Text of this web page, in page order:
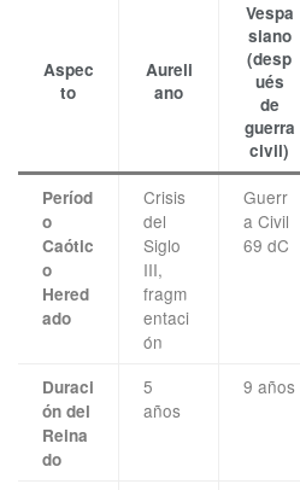
Aspec
to
Aureli
ano
Vespa
siano
(desp
ués
de
guerra
civil)
Períod
o
Caótic
o
Hered
ado
Crisis
del
Siglo
III,
fragm
entaci
ón
Guerr
a Civil
69 dC
Duraci
ón del
Reina
do
5
años
9 años